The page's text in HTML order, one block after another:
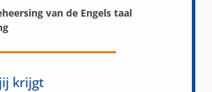
van de Engels taal
krijgt